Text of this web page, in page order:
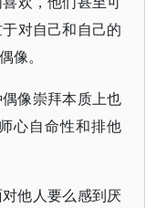
对自己和自己的
像。
像崇拜本质上也
心自命性和排他
他人要么感到厌